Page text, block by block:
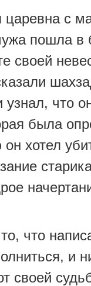
с
пошла в
своей
узнал, что
была
он хотел
что
и
своей